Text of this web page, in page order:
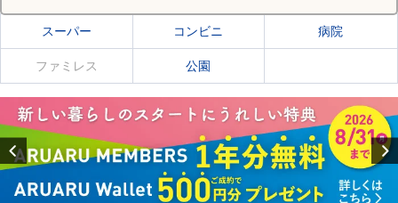
スーパー コンビニ 病院
ファミレス 公園
Previous